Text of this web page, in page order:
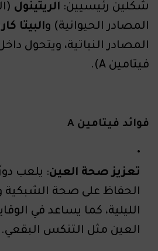
شكلين رئيسيين: الريتينول
المصادر الحيوانية) والبيتا
المصادر النباتية، ويتحول
فيتامين A).
فوائد فيتامين A
تعزيز صحة العين: يلعب
الحفاظ على صحة الشبكية
الليلية، كما يساعد في
العين مثل التنكس البقعي.